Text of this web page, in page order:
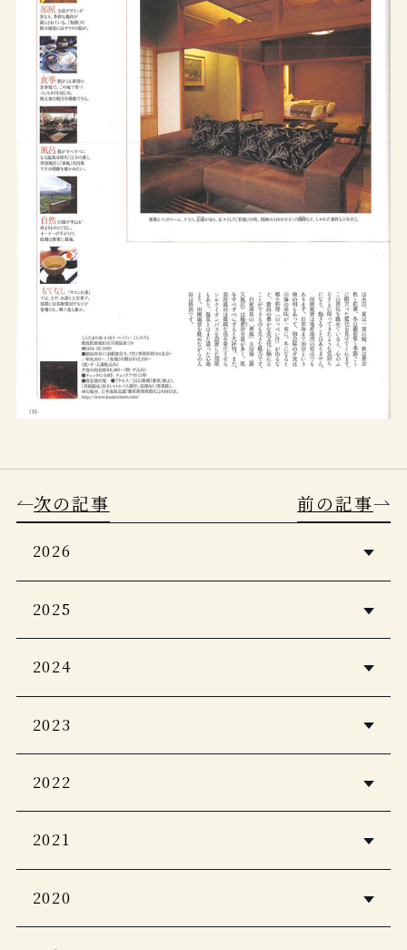
2026
5つ星の宿2026・2027
Discover Japan 2026年5月号
2025
婦人画報2026年1月号
CREA Due 2026 冬号
2026」
旅行読売 2025年9月号
2024
自由気ままに楽しむ極上ひとり温泉
一生に一度は泊まりたい！私のご褒美
宿
じゃらん 大人のちょっと贅沢な旅
2023
至極のお籠り宿 全国版
2024年2月号
婦人画報
2022
CASA BRUTAS 【新装版】温泉 200
2022年12月号
2021
ホテル旅館
2020
次の記事 前の記事